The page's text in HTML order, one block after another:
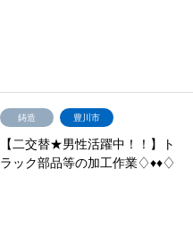
鋳造 豊川市
【二交替★男性活躍中！！】ト
ラック部品等の加工作業♢♦♦♢